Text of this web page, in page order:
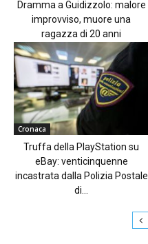
Dramma a Guidizzolo: malore
improvviso, muore una
ragazza di 20 anni
Cronaca
Truffa della PlayStation su
eBay: venticinquenne
incastrata dalla Polizia Postale
di...